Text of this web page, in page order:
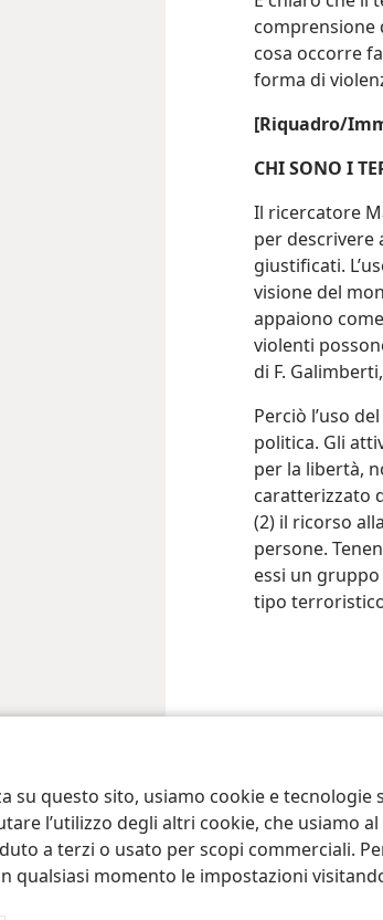
su questo sito, usiamo cookie e
l’utilizzo degli altri cookie, che usiamo
a terzi o usato per scopi commerciali.
qualsiasi momento le impostazioni
comprensione
cosa occorre
forma di
[Riquadro/
CHI SONO I
Il ricercatore
per
giustificati.
visione del
appaiono
violenti
di F.
Perciò l’uso
politica. Gli
per la libertà,
caratterizzato
(2) il ricorso
persone.
essi un
tipo